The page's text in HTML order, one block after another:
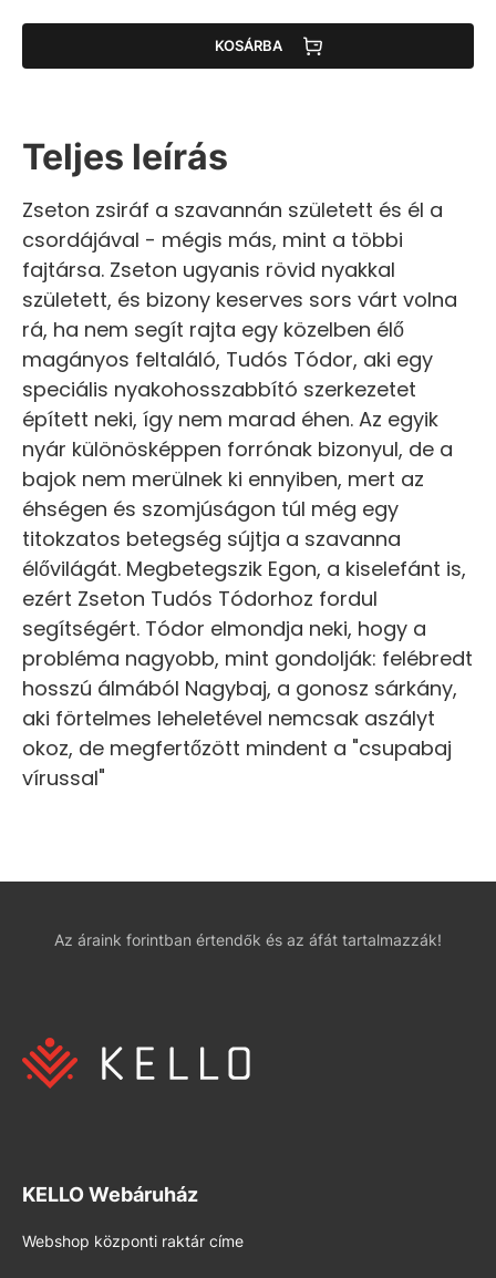
KOSÁRBA
Teljes leírás
Zseton zsiráf a szavannán született és él a
csordájával - mégis más, mint a többi
fajtársa. Zseton ugyanis rövid nyakkal
született, és bizony keserves sors várt volna
rá, ha nem segít rajta egy közelben élő
magányos feltaláló, Tudós Tódor, aki egy
speciális nyakohosszabbító szerkezetet
épített neki, így nem marad éhen. Az egyik
nyár különösképpen forrónak bizonyul, de a
bajok nem merülnek ki ennyiben, mert az
éhségen és szomjúságon túl még egy
titokzatos betegség sújtja a szavanna
élővilágát. Megbetegszik Egon, a kiselefánt is,
ezért Zseton Tudós Tódorhoz fordul
segítségért. Tódor elmondja neki, hogy a
probléma nagyobb, mint gondolják: felébredt
hosszú álmából Nagybaj, a gonosz sárkány,
aki förtelmes leheletével nemcsak aszályt
okoz, de megfertőzött mindent a "csupabaj
vírussal"
Az áraink forintban értendők és az áfát tartalmazzák!
KELLO Webáruház
Webshop központi raktár címe